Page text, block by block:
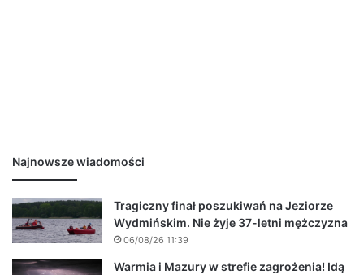
Najnowsze wiadomości
Tragiczny finał poszukiwań na Jeziorze
Wydmińskim. Nie żyje 37-letni mężczyzna
06/08/26 11:39
Warmia i Mazury w strefie zagrożenia! Idą